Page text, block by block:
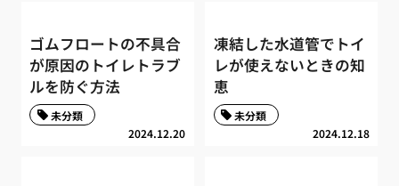
ゴムフロートの不具合
が原因のトイレトラブ
ルを防ぐ方法
2024.12.20
未分類
凍結した水道管でトイ
レが使えないときの知
恵
2024.12.18
未分類